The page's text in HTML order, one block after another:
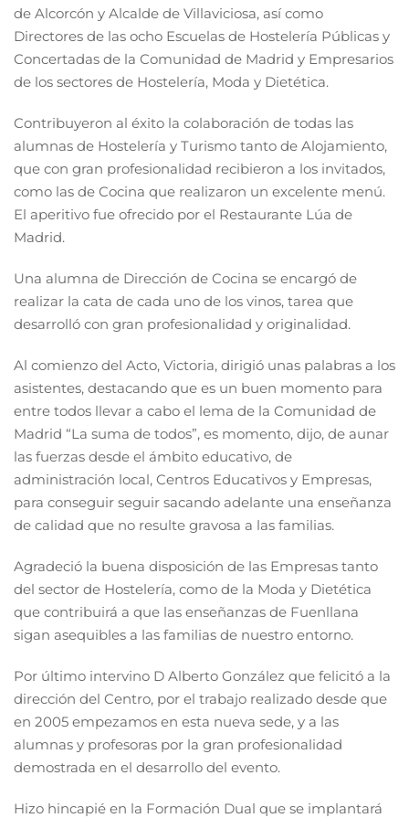
de Alcorcón y Alcalde de Villaviciosa, así como
Directores de las ocho Escuelas de Hostelería Públicas y
Concertadas de la Comunidad de Madrid y Empresarios
de los sectores de Hostelería, Moda y Dietética.
Contribuyeron al éxito la colaboración de todas las
alumnas de Hostelería y Turismo tanto de Alojamiento,
que con gran profesionalidad recibieron a los invitados,
como las de Cocina que realizaron un excelente menú.
El aperitivo fue ofrecido por el Restaurante Lúa de
Madrid.
Una alumna de Dirección de Cocina se encargó de
realizar la cata de cada uno de los vinos, tarea que
desarrolló con gran profesionalidad y originalidad.
Al comienzo del Acto, Victoria, dirigió unas palabras a los
asistentes, destacando que es un buen momento para
entre todos llevar a cabo el lema de la Comunidad de
Madrid “La suma de todos”, es momento, dijo, de aunar
las fuerzas desde el ámbito educativo, de
administración local, Centros Educativos y Empresas,
para conseguir seguir sacando adelante una enseñanza
de calidad que no resulte gravosa a las familias.
Agradeció la buena disposición de las Empresas tanto
del sector de Hostelería, como de la Moda y Dietética
que contribuirá a que las enseñanzas de Fuenllana
sigan asequibles a las familias de nuestro entorno.
Por último intervino D Alberto González que felicitó a la
dirección del Centro, por el trabajo realizado desde que
en 2005 empezamos en esta nueva sede, y a las
alumnas y profesoras por la gran profesionalidad
demostrada en el desarrollo del evento.
Hizo hincapié en la Formación Dual que se implantará